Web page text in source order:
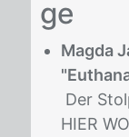
ge
Magda
Der
HIER